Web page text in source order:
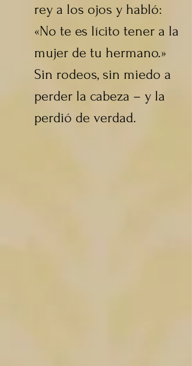
rey a los ojos y habló:
«No te es lícito tener a la
mujer de tu hermano.»
Sin rodeos, sin miedo a
perder la cabeza – y la
perdió de verdad.